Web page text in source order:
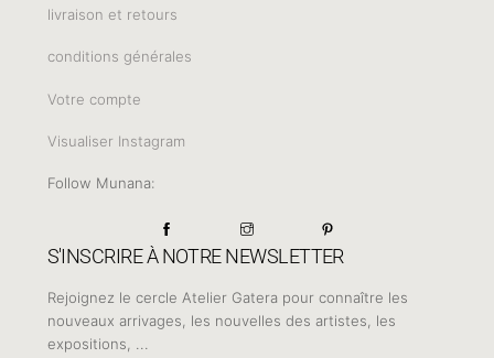
livraison et retours
conditions générales
Votre compte
Visualiser Instagram
Follow Munana:
S'INSCRIRE À NOTRE NEWSLETTER
Rejoignez le cercle Atelier Gatera pour connaître les
nouveaux arrivages, les nouvelles des artistes, les
expositions, ...